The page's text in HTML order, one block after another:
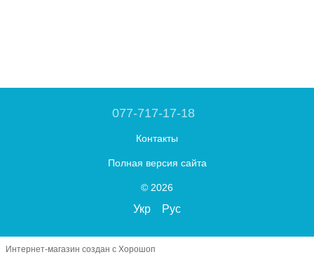
077-717-17-18
Контакты
Полная версия сайта
© 2026
Укр Рус
Интернет-магазин создан с Хорошоп